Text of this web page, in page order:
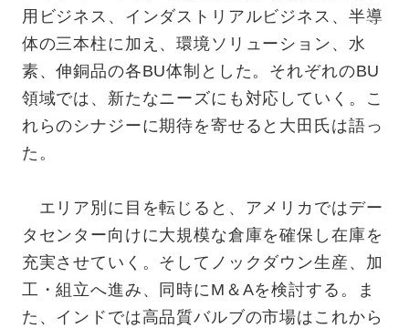
用ビジネス、インダストリアルビジネス、半導
体の三本柱に加え、環境ソリューション、水
素、伸銅品の各BU体制とした。それぞれのBU
領域では、新たなニーズにも対応していく。こ
れらのシナジーに期待を寄せると大田氏は語っ
た。
エリア別に目を転じると、アメリカではデー
タセンター向けに大規模な倉庫を確保し在庫を
充実させていく。そしてノックダウン生産、加
工・組立へ進み、同時にM＆Aを検討する。ま
た、インドでは高品質バルブの市場はこれから